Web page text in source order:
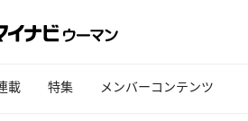
載 特集 メンバーコンテンツ